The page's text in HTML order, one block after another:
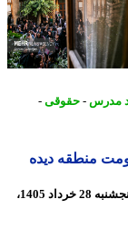
-حقوقی-
منطقه دیده
49 روز پیش - پنجشنبه 28 خرداد 1405،